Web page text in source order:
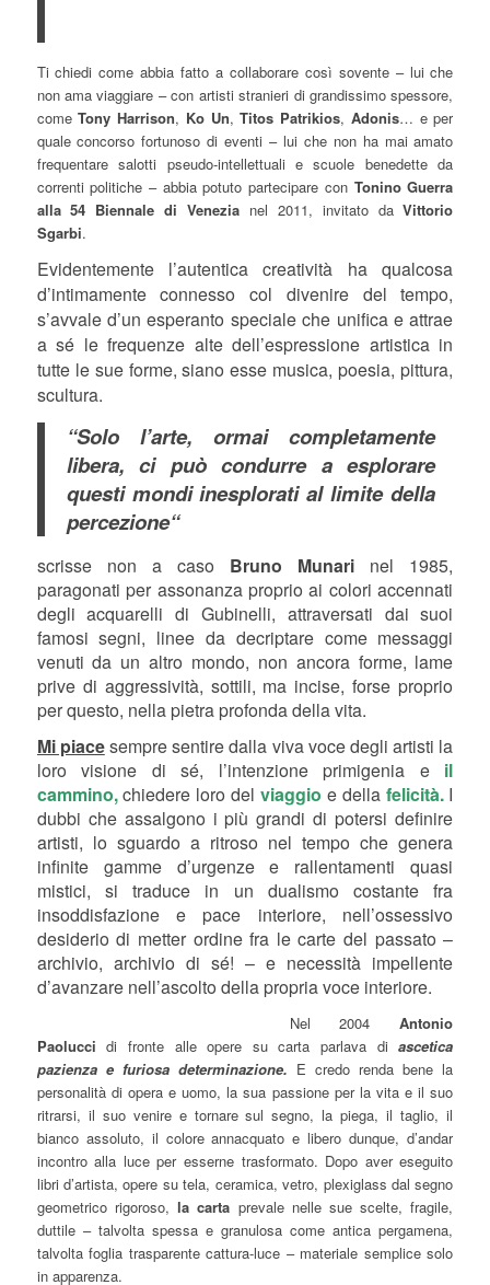
Ti chiedi come abbia fatto a collaborare così sovente – lui che
non ama viaggiare – con artisti stranieri di grandissimo spessore,
comeTony Harrison, Ko Un,Titos Patrikios, Adonis… e per
quale concorso fortunoso di eventi – lui che non ha mai amato
frequentare salotti pseudo-intellettuali e scuole benedette da
correnti politiche – abbia potuto partecipare con Tonino Guerra
alla 54 Biennale di Venezia nel 2011, invitato daVittorio
Sgarbi.
Evidentemente l’autentica creatività ha qualcosa
d’intimamente connesso col divenire del tempo,
s’avvale d’un esperanto speciale che unifica e attrae
a sé le frequenze alte dell’espressione artistica in
tutte le sue forme, siano esse musica, poesia, pittura,
scultura.
“Solo l’arte, ormai completamente
libera, ci può condurre a esplorare
questi mondi inesplorati al limite della
percezione“
scrisse non a caso Bruno Munari nel 1985,
paragonati per assonanza proprio ai colori accennati
degli acquarelli di Gubinelli, attraversati dai suoi
famosi segni, linee da decriptare come messaggi
venuti da un altro mondo, non ancora forme, lame
prive di aggressività, sottili, ma incise, forse proprio
per questo, nella pietra profonda della vita.
Mi piacesempre sentire dalla viva voce degli artisti la
loro visione di sé, l’intenzione primigenia e il
cammino,chiedere loro del viaggio e della felicità. I
dubbi che assalgono i più grandi di potersi definire
artisti, lo sguardo a ritroso nel tempo che genera
infinite gamme d’urgenze e rallentamenti quasi
mistici, si traduce in un dualismo costante fra
insoddisfazione e pace interiore, nell’ossessivo
desiderio di metter ordine fra le carte del passato –
archivio, archivio di sé! – e necessità impellente
d’avanzare nell’ascolto della propria voce interiore.
Nel 2004Antonio
Paolucci di fronte alle opere su carta parlava diascetica
pazienza e furiosa determinazione. E credo renda bene la
personalità di opera e uomo, la sua passione per la vita e il suo
ritrarsi, il suo venire e tornare sul segno, la piega, il taglio, il
bianco assoluto, il colore annacquato e libero dunque, d’andar
incontro alla luce per esserne trasformato. Dopo aver eseguito
libri d’artista, opere su tela, ceramica, vetro, plexiglass dal segno
geometrico rigoroso, la carta prevale nelle sue scelte, fragile,
duttile – talvolta spessa e granulosa come antica pergamena,
talvolta foglia trasparente cattura-luce – materiale semplice solo
in apparenza.